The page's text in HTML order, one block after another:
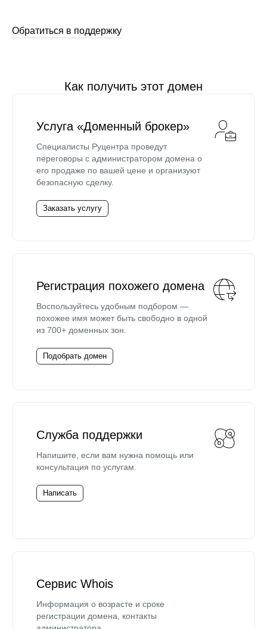
Обратиться в поддержку
Как получить этот домен
Услуга «Доменный брокер»
Специалисты Руцентра проведут
переговоры с администратором домена о
его продаже по вашей цене и организуют
безопасную сделку.
Заказать услугу
Регистрация похожего домена
Воспользуйтесь удобным подбором —
похожее имя может быть свободно в одной
из 700+ доменных зон.
Подобрать домен
Служба поддержки
Напишите, если вам нужна помощь или
консультация по услугам.
Написать
Сервис Whois
Информация о возрасте и сроке
регистрации домена, контакты